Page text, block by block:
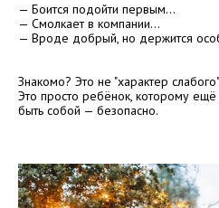
— Боится подойти первым…
— Смолкает в компании…
— Вроде добрый, но держится
Знакомо? Это не "характер слабого".
Это просто ребёнок, которому ещё
быть собой — безопасно.